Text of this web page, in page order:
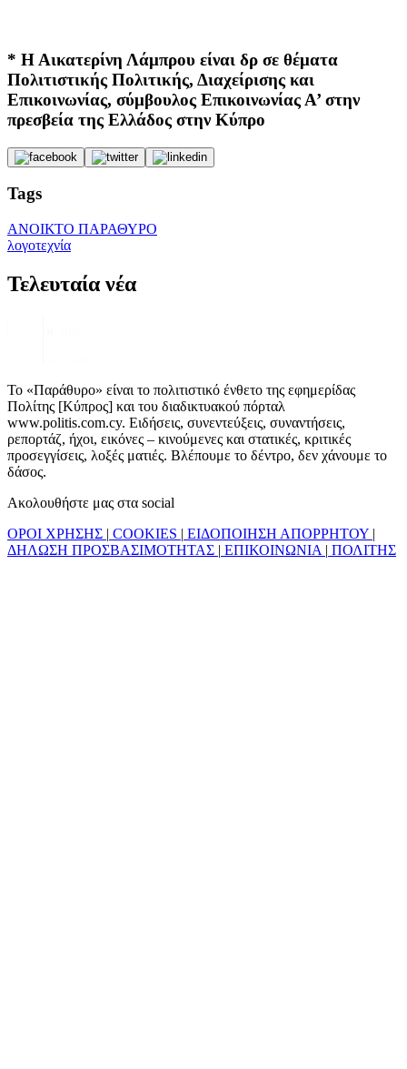
* Η Αικατερίνη Λάμπρου είναι δρ σε θέματα
Πολιτιστικής Πολιτικής, Διαχείρισης και
Επικοινωνίας, σύμβουλος Επικοινωνίας Α’ στην
πρεσβεία της Ελλάδος στην Κύπρο
Tags
ΑΝΟΙΚΤΟ ΠΑΡΑΘΥΡΟ
λογοτεχνία
Τελευταία νέα
Το «Παράθυρο» είναι το πολιτιστικό ένθετο της εφημερίδας
Πολίτης [Κύπρος] και του διαδικτυακού πόρταλ
www.politis.com.cy. Ειδήσεις, συνεντεύξεις, συναντήσεις,
ρεπορτάζ, ήχοι, εικόνες – κινούμενες και στατικές, κριτικές
προσεγγίσεις, λοξές ματιές. Βλέπουμε το δέντρο, δεν χάνουμε το
δάσος.
Ακολουθήστε μας στα social
ΟΡΟΙ ΧΡΗΣΗΣ | COOKIES | ΕΙΔΟΠΟΙΗΣΗ ΑΠΟΡΡΗΤΟΥ |
ΔΗΛΩΣΗ ΠΡΟΣΒΑΣΙΜΟΤΗΤΑΣ | ΕΠΙΚΟΙΝΩΝΙΑ | ΠΟΛΙΤΗΣ